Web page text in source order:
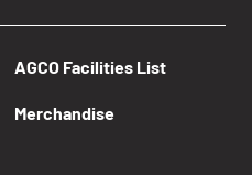
AGCO Facilities List
Merchandise